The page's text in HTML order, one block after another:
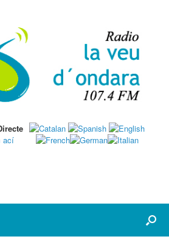
ací